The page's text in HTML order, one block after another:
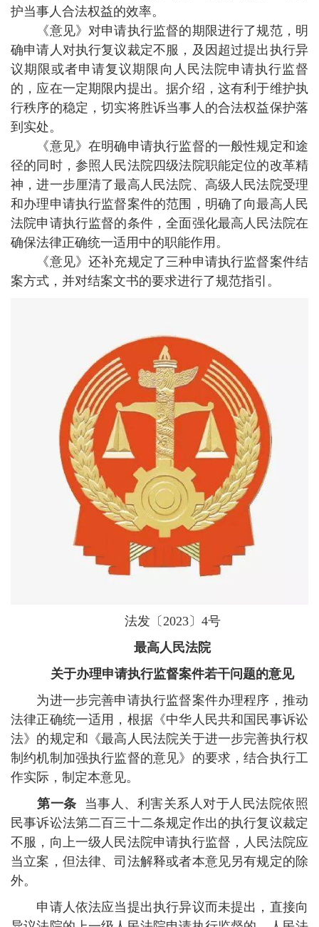
护当事人合法权益的效率。
《意见》对申请执行监督的期限进行了规范，明
确申请人对执行复议裁定不服，及因超过提出执行异
议期限或者申请复议期限向人民法院申请执行监督
的，应在一定期限内提出。据介绍，这有利于维护执
行秩序的稳定，切实将胜诉当事人的合法权益保护落
到实处。
《意见》在明确申请执行监督的一般性规定和途
径的同时，参照人民法院四级法院职能定位的改革精
神，进一步厘清了最高人民法院、高级人民法院受理
和办理申请执行监督案件的范围，明确了向最高人民
法院申请执行监督的条件，全面强化最高人民法院在
确保法律正确统一适用中的职能作用。
《意见》还补充规定了三种申请执行监督案件结
案方式，并对结案文书的要求进行了规范指引。
法发〔2023〕4号
最高人民法院
关于办理申请执行监督案件若干问题的意见
为进一步完善申请执行监督案件办理程序，推动
法律正确统一适用，根据《中华人民共和国民事诉讼
法》的规定和《最高人民法院关于进一步完善执行权
制约机制加强执行监督的意见》的要求，结合执行工
作实际，制定本意见。
第一条 当事人、利害关系人对于人民法院依照
民事诉讼法第二百三十二条规定作出的执行复议裁定
不服，向上一级人民法院申请执行监督，人民法院应
当立案，但法律、司法解释或者本意见另有规定的除
外。
申请人依法应当提出执行异议而未提出，直接向